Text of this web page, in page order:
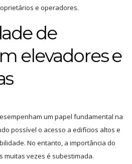
e operadores.
de
elevadores e
um papel fundamental na
possível o acesso a edifícios altos e
No entanto, a importância do
muitas vezes é subestimada.